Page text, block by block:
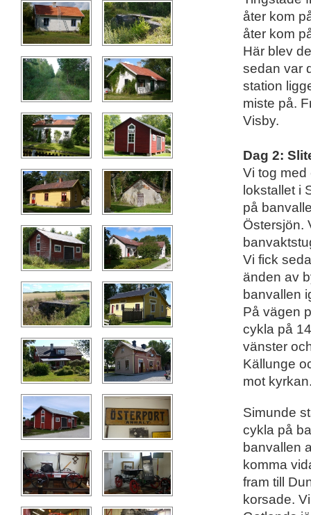
åter kom
åter kom
Här blev
sedan var
station
miste på.
Visby.
Dag 2:
Vi tog med
lokstallet i
på
Östersjön.
Vi fick
änden av
banvallen
På vägen
cykla på
vänster
Källunge
mot
Simunde
cykla på
banvallen
komma
fram till
korsade.